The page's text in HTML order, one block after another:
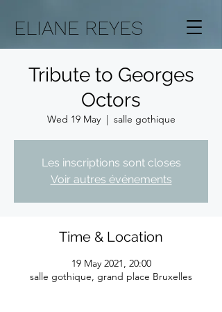
ELIANE REYES
Tribute to Georges
Octors
Wed 19 May
  |
salle gothique
Les inscriptions sont closes
Voir autres événements
Time & Location
19 May 2021, 20:00
salle gothique, grand place Bruxelles